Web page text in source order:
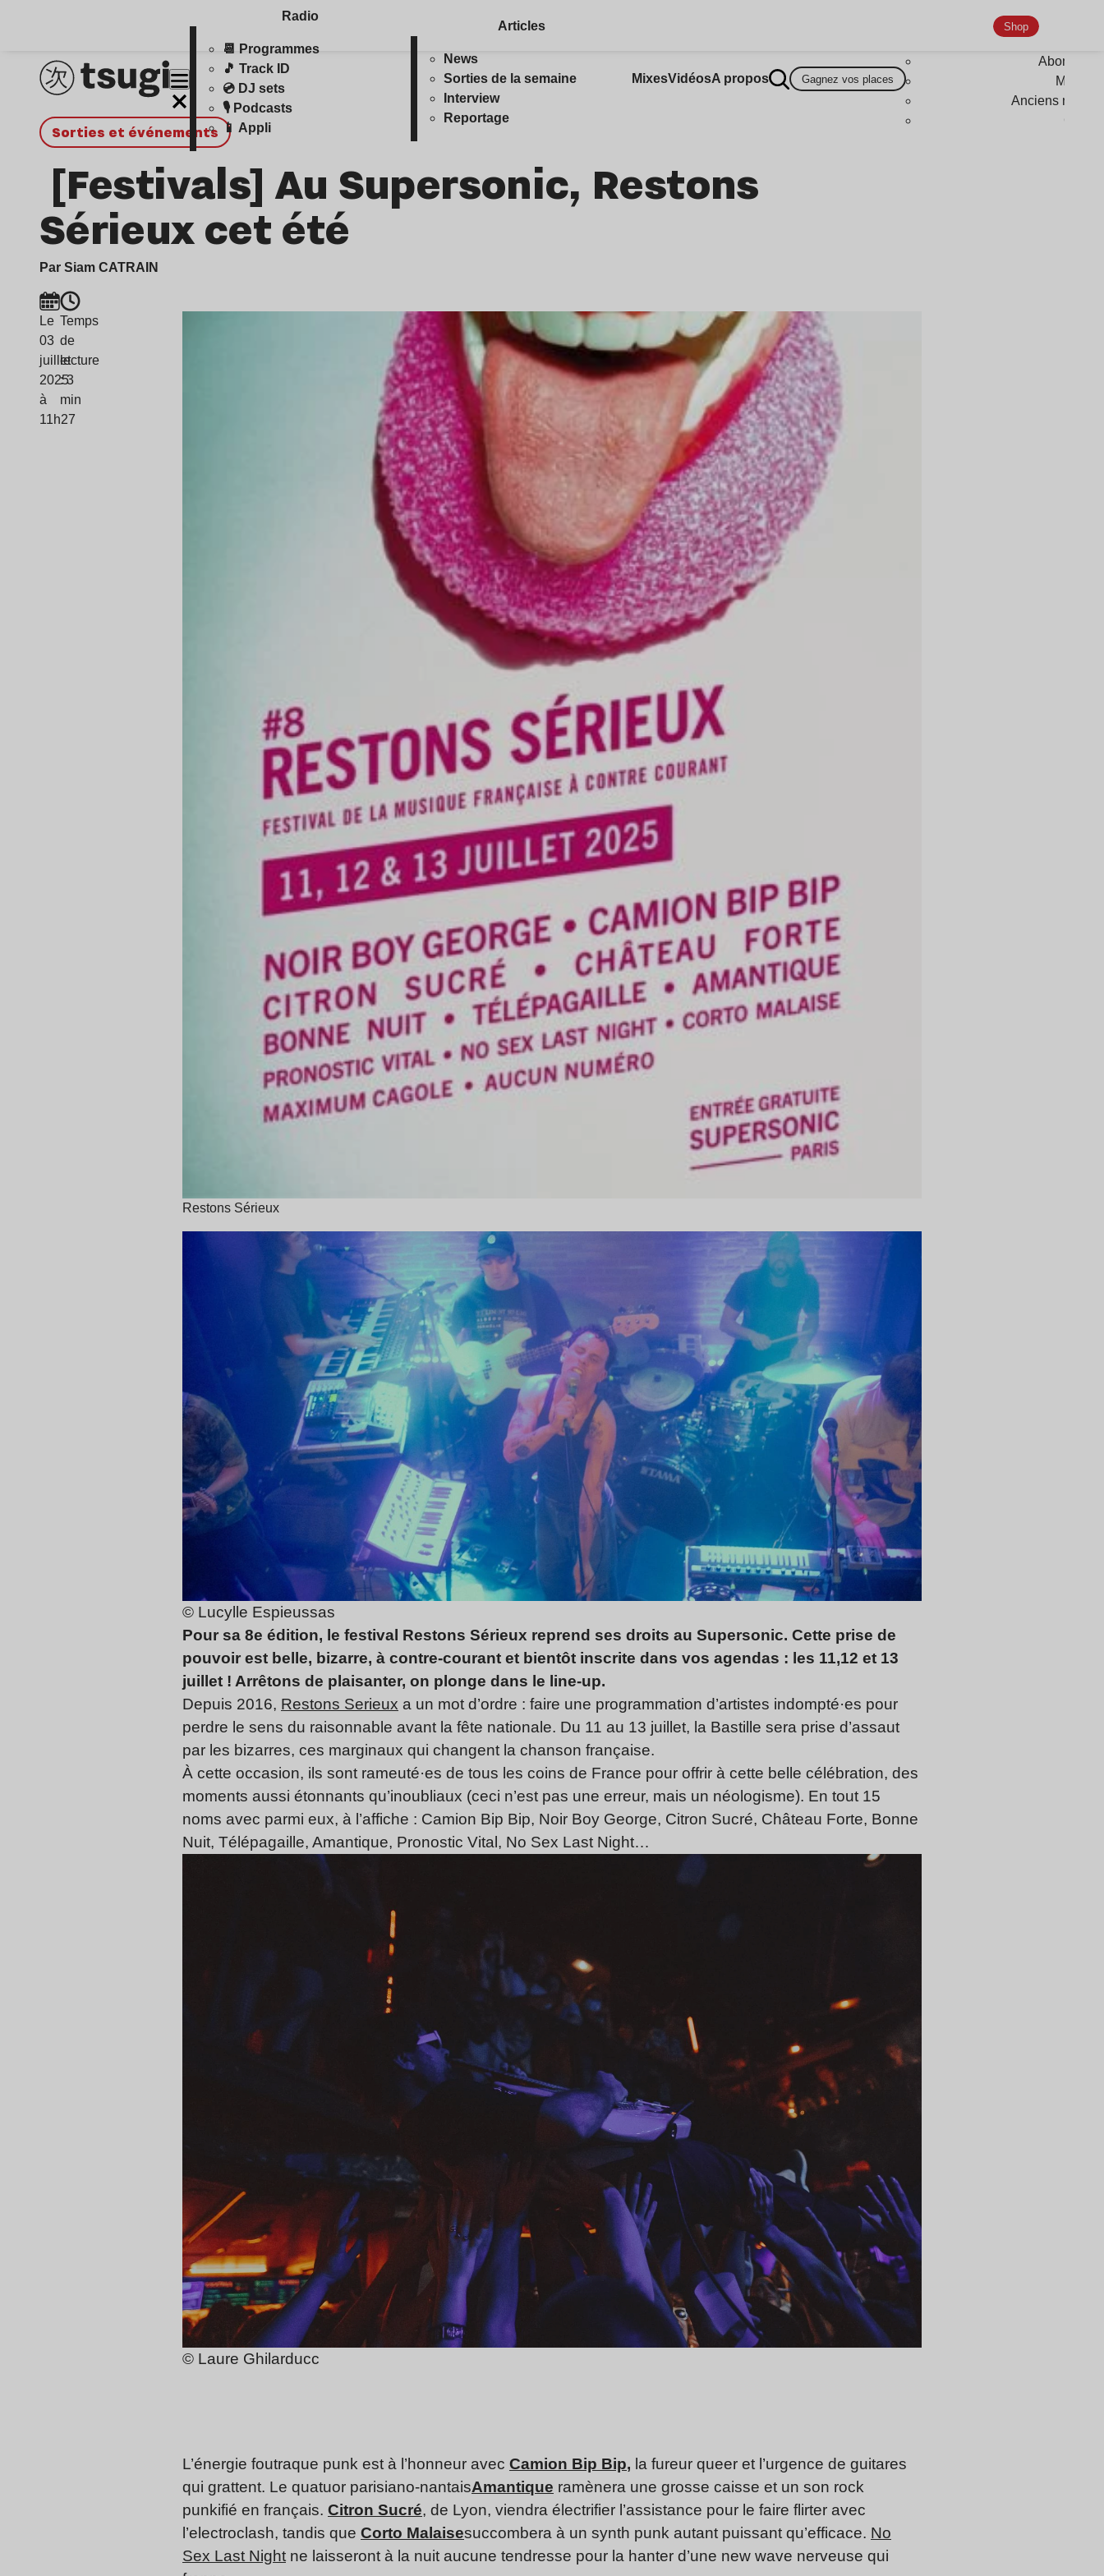
Radio
📆 Programmes
🎵 Track ID
💿 DJ sets
🎙️ Podcasts
📱 Appli
Articles
News
Sorties de la semaine
Interview
Reportage
MixesVidéosA propos Gagnez vos places
Shop
Anciens
Sorties et événements
[Festivals] Au Supersonic, Restons
Sérieux cet été
Par Siam CATRAIN
Le
03
juillet
2025
à
11h27
Temps
de
lecture
: 3
min
Restons Sérieux
© Lucylle Espieussas
Pour sa 8e édition, le festival Restons Sérieux reprend ses droits au Supersonic. Cette prise de
pouvoir est belle, bizarre, à contre-courant et bientôt inscrite dans vos agendas : les 11,12 et 13
juillet ! Arrêtons de plaisanter, on plonge dans le line-up.
Depuis 2016, Restons Serieux a un mot d’ordre : faire une programmation d’artistes indompté·es pour
perdre le sens du raisonnable avant la fête nationale. Du 11 au 13 juillet, la Bastille sera prise d’assaut
par les bizarres, ces marginaux qui changent la chanson française.
À cette occasion, ils sont rameuté·es de tous les coins de France pour offrir à cette belle célébration, des
moments aussi étonnants qu’inoubliaux (ceci n’est pas une erreur, mais un néologisme). En tout 15
noms avec parmi eux, à l’affiche : Camion Bip Bip, Noir Boy George, Citron Sucré, Château Forte, Bonne
Nuit, Télépagaille, Amantique, Pronostic Vital, No Sex Last Night…
© Laure Ghilarducc
L’énergie foutraque punk est à l’honneur avec Camion Bip Bip, la fureur queer et l’urgence de guitares
qui grattent. Le quatuor parisiano-nantaisAmantique ramènera une grosse caisse et un son rock
punkifié en français. Citron Sucré, de Lyon, viendra électrifier l’assistance pour le faire flirter avec
l’electroclash, tandis que Corto Malaisesuccombera à un synth punk autant puissant qu’efficace. No
Sex Last Night ne laisseront à la nuit aucune tendresse pour la hanter d’une new wave nerveuse qui